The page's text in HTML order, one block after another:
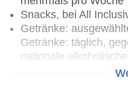
Snacks, bei All
Getränke:
Getränke: täglich,
nationale
Gebühr,